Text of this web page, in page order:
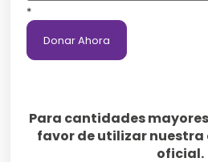
*
Donar Ahora
Para cantidades
favor de utilizar
oficial.